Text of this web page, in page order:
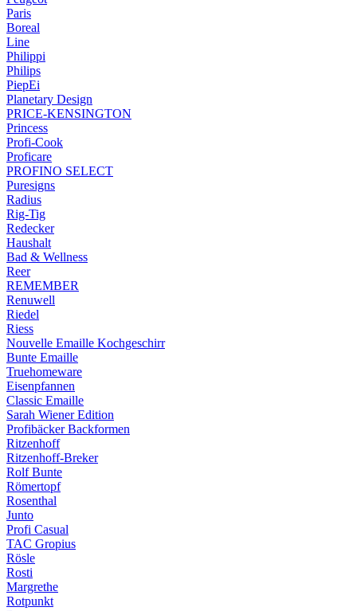
Paris
Boreal
Line
Philippi
Philips
PiepEi
Planetary Design
PRICE-KENSINGTON
Princess
Profi-Cook
Proficare
PROFINO SELECT
Puresigns
Radius
Rig-Tig
Redecker
Haushalt
Bad & Wellness
Reer
REMEMBER
Renuwell
Riedel
Riess
Nouvelle Emaille Kochgeschirr
Bunte Emaille
Truehomeware
Eisenpfannen
Classic Emaille
Sarah Wiener Edition
Profibäcker Backformen
Ritzenhoff
Ritzenhoff-Breker
Rolf Bunte
Römertopf
Rosenthal
Junto
Profi Casual
TAC Gropius
Rösle
Rosti
Margrethe
Rotpunkt